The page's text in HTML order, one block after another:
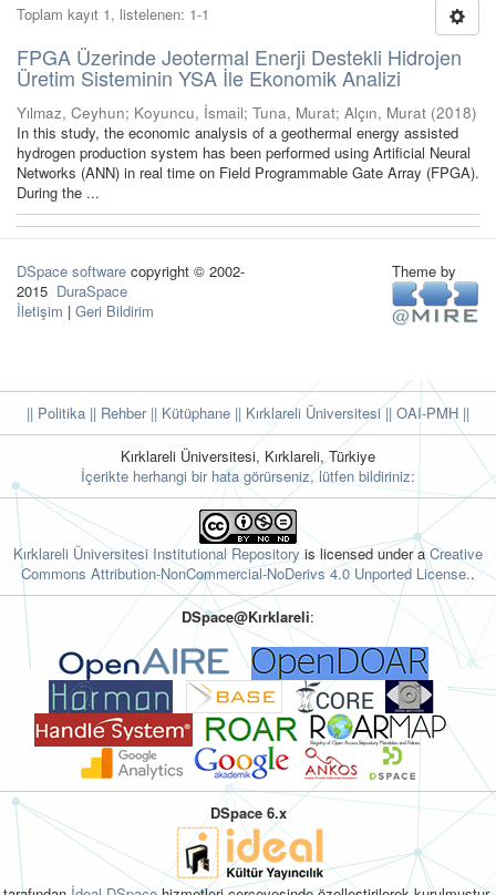
Toplam kayıt 1, listelenen: 1-1
FPGA Üzerinde Jeotermal Enerji Destekli Hidrojen
Üretim Sisteminin YSA İle Ekonomik Analizi
Yılmaz, Ceyhun; Koyuncu, İsmail; Tuna, Murat; Alçın, Murat (2018)
In this study, the economic analysis of a geothermal energy assisted
hydrogen production system has been performed using Artificial Neural
Networks (ANN) in real time on Field Programmable Gate Array (FPGA).
During the ...
DSpace software copyright © 2002-
2015 DuraSpace
İletişim | Geri Bildirim
Theme by
|| Politika || Rehber|| Kütüphane || Kırklareli Üniversitesi || OAI-PMH ||
Kırklareli Üniversitesi, Kırklareli, Türkiye
İçerikte herhangi bir hata görürseniz, lütfen bildiriniz:
Kırklareli Üniversitesi Institutional Repositoryis licensed under aCreative
Commons Attribution-NonCommercial-NoDerivs 4.0 Unported License..
DSpace@Kırklareli:
DSpace 6.x